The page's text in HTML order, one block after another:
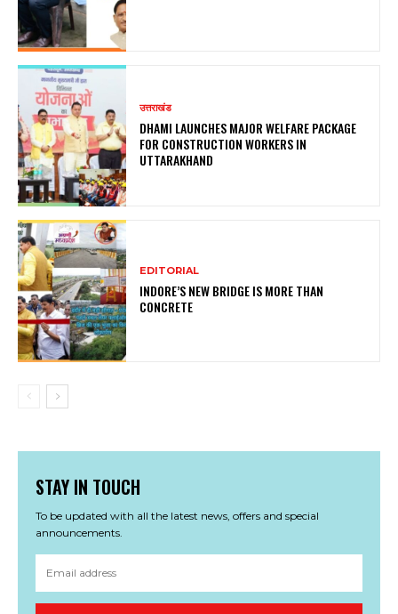
उत्तराखंड
DHAMI LAUNCHES MAJOR WELFARE PACKAGE
FOR CONSTRUCTION WORKERS IN
UTTARAKHAND
EDITORIAL
INDORE’S NEW BRIDGE IS MORE THAN
CONCRETE
STAY IN TOUCH
To be updated with all the latest news, offers and special
announcements.